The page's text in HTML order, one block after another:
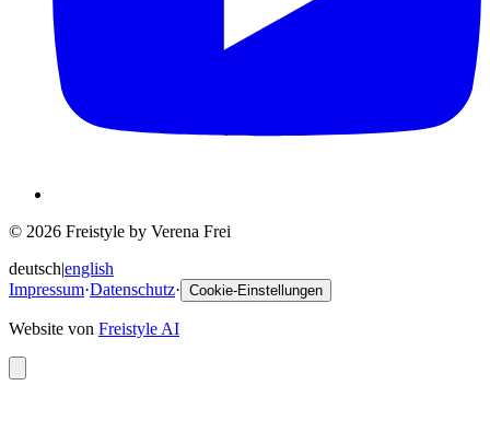
© 2026 Freistyle by Verena Frei
deutsch|english
Impressum·Datenschutz· Cookie-Einstellungen
Website von Freistyle AI